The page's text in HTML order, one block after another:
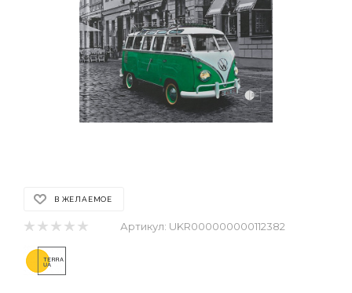
В ЖЕЛАЕМОЕ
Артикул: UKR000000000112382